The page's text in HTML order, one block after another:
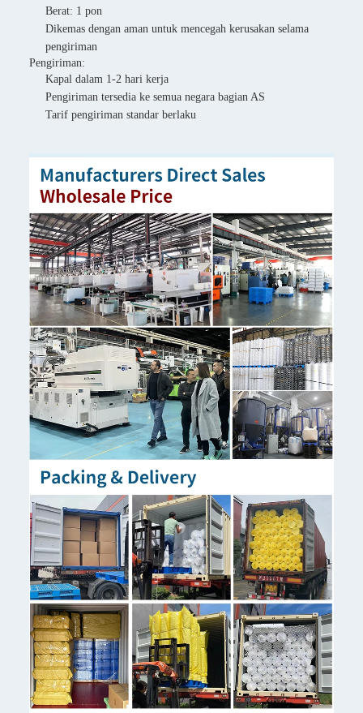
Berat: 1 pon
Dikemas dengan aman untuk mencegah kerusakan selama
pengiriman
Pengiriman:
Kapal dalam 1-2 hari kerja
Pengiriman tersedia ke semua negara bagian AS
Tarif pengiriman standar berlaku